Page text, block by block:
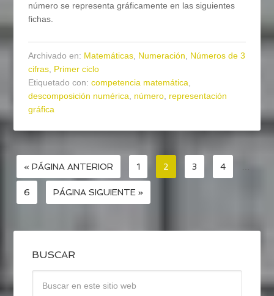
número se representa gráficamente en las siguientes
fichas.
Archivado en: Matemáticas, Numeración, Números de 3
cifras, Primer ciclo
Etiquetado con:competencia matemática,
descomposición numérica, número, representación
gráfica
« PÁGINA ANTERIOR 1 2 3 4 …
6 PÁGINA SIGUIENTE »
BUSCAR